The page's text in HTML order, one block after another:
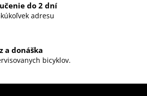
do 2 dní
adresu
a donáška
bicyklov.